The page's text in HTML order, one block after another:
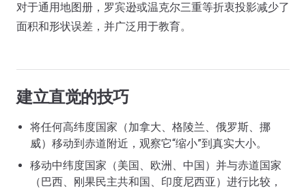
对于通用地图册，罗宾逊或温克尔三重等折衷投影减少了
面积和形状误差，并广泛用于教育。
建立直觉的技巧
将任何高纬度国家（加拿大、格陵兰、俄罗斯、挪
威）移动到赤道附近，观察它“缩小”到真实大小。
移动中纬度国家（美国、欧洲、中国）并与赤道国家
（巴西、刚果民主共和国、印度尼西亚）进行比较，